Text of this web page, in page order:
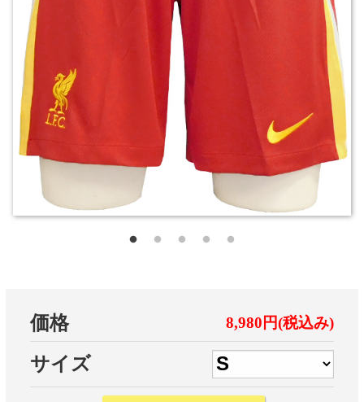
価格 8,980円(税込み)
サイズ